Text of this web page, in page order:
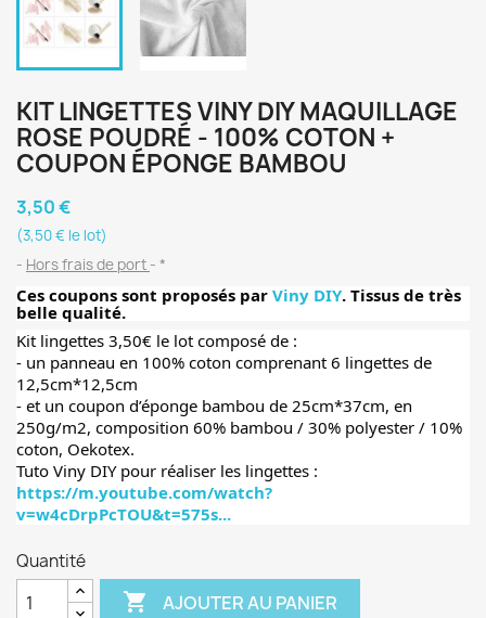
KIT LINGETTES VINY DIY MAQUILLAGE
ROSE POUDRÉ - 100% COTON +
COUPON ÉPONGE BAMBOU
3,50 €
(3,50 € le lot)
Hors frais de port
*
Ces coupons sont proposés par Viny DIY. Tissus de très
belle qualité.
Kit lingettes 3,50€ le lot composé de :
- un panneau en 100% coton comprenant 6 lingettes de
12,5cm*12,5cm
- et un coupon d’éponge bambou de 25cm*37cm, en
250g/m2, composition 60% bambou / 30% polyester / 10%
coton, Oekotex.
Tuto Viny DIY pour réaliser les lingettes :
https://m.youtube.com/watch?
v=w4cDrpPcTOU&t=575s...
Quantité
 AJOUTER AU PANIER